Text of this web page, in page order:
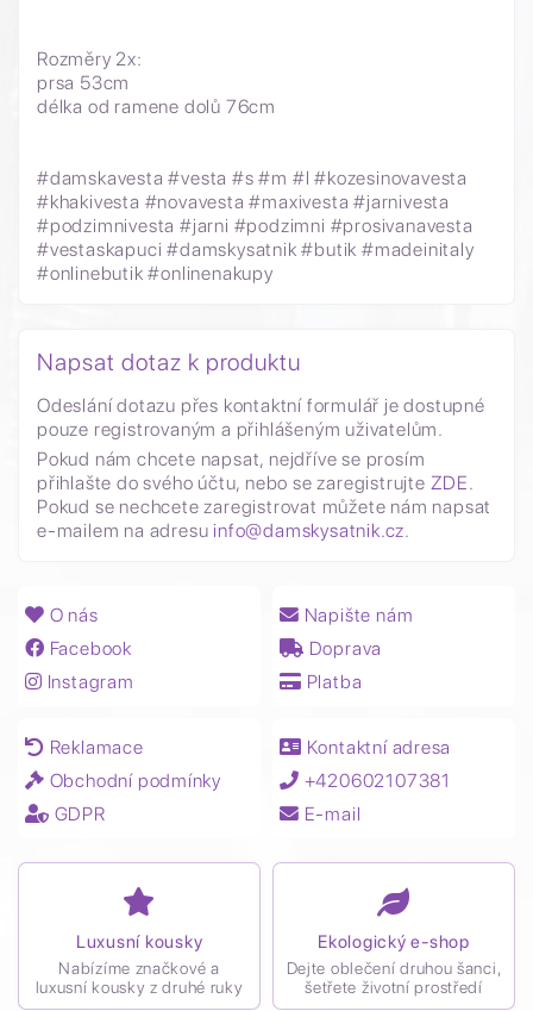
Rozměry 2x:
prsa 53cm
délka od ramene dolů 76cm
#damskavesta #vesta #s #m #l #kozesinovavesta
#khakivesta #novavesta #maxivesta #jarnivesta
#podzimnivesta #jarni #podzimni #prosivanavesta
#vestaskapuci #damskysatnik #butik #madeinitaly
#onlinebutik #onlinenakupy
Napsat dotaz k produktu
Odeslání dotazu přes kontaktní formulář je dostupné
pouze registrovaným a přihlášeným uživatelům.
Pokud nám chcete napsat, nejdříve se prosím
přihlašte do svého účtu, nebo se zaregistrujte ZDE.
Pokud se nechcete zaregistrovat můžete nám napsat
e-mailem na adresu info@damskysatnik.cz.
O nás
Facebook
Instagram
Napište nám
Doprava
Platba
Reklamace
Obchodní podmínky
GDPR
Kontaktní adresa
+420602107381
E-mail
Luxusní kousky
Nabízíme značkové a
luxusní kousky z druhé ruky
Ekologický e-shop
Dejte oblečení druhou šanci,
šetřete životní prostředí